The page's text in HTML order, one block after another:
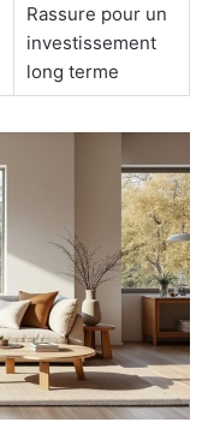
Rassure pour un
investissement
long terme